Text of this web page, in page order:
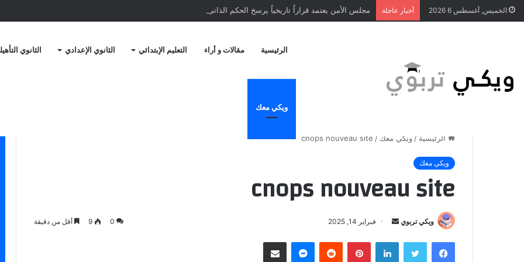
الخميس, أغسطس 6 2026 أخبار عاجلة مجلس الأمن يعتمد قراراً تاريخياً يرسخ الحكم الذاتي في الصحراء المغربية
الرئيسية مقالات و أراء التعليم الإبتدائي الثانوي الإعدادي الثانوي
ويكي معك
الرئيسية / ويكي معك /
cnops nouveau site
ويكي معك
cnops nouveau site
ويكي تربوي
س
فبراير 14, 2025 0
9 أقل من دقيقة
فيسبوك لينكدإن بينتيريست